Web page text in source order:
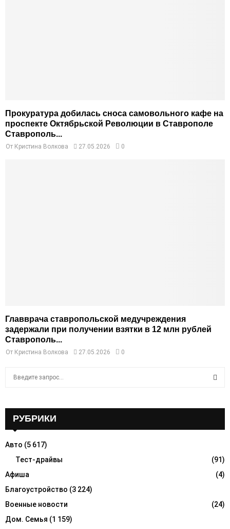
Прокуратура добилась сноса самовольного кафе на
проспекте Октябрьской Революции в Ставрополе
Ставрополь...
От Кристина Волкова 27.05.2026 0
Главврача ставропольской медучреждения
задержали при получении взятки в 12 млн рублей
Ставрополь...
От Кристина Волкова 27.05.2026 0
o
R
C
H
РУБРИКИ
Авто (5 617)
Тест-драйвы
(91)
Афиша
(4)
Благоустройство (3 224)
Военные новости
(24)
Дом. Семья (1 159)